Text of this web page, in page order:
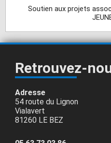
Soutien aux projets
Retrouvez-
Adresse
54 route du Lignon
Vialavert
81260 LE BEZ